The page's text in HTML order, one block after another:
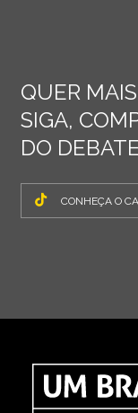
QUER
SIGA,
DO
CONHEÇA O